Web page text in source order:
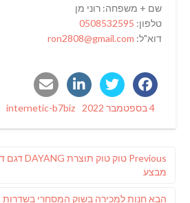
שם + משפחה: רוני מן
טלפון: 0508532595
דוא"ל: ron2808@gmail.com
Posted
4 בספטמבר 2022 Author
internetic-b7biz
Previous
Previous
מבצע
הבא פוסט
חנות למכירה בשוק המסחרי בשדרות